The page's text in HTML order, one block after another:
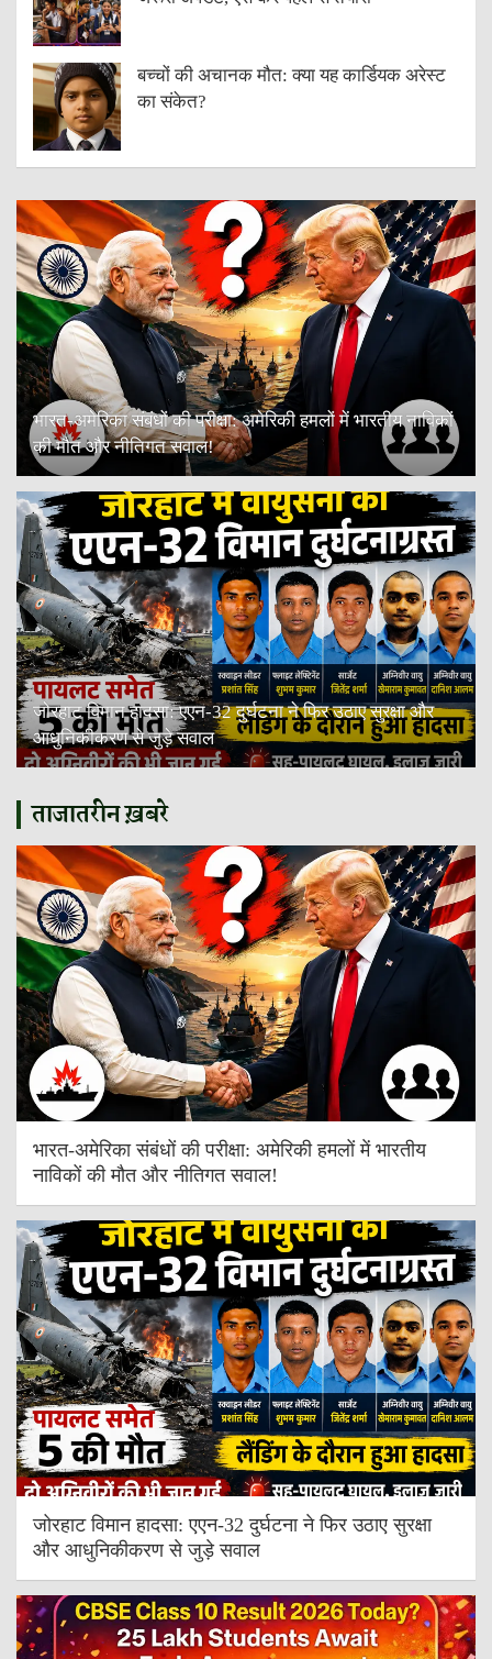
बच्चों की अचानक मौत: क्या यह कार्डियक अरेस्ट
का संकेत?
भारत-अमेरिका संबंधों की परीक्षा: अमेरिकी हमलों में भारतीय नाविकों
की मौत और नीतिगत सवाल!
जोरहाट विमान हादसा: एएन-32 दुर्घटना ने फिर उठाए सुरक्षा और
आधुनिकीकरण से जुड़े सवाल
ताजातरीन ख़बरे
भारत-अमेरिका संबंधों की परीक्षा: अमेरिकी हमलों में भारतीय
नाविकों की मौत और नीतिगत सवाल!
जोरहाट विमान हादसा: एएन-32 दुर्घटना ने फिर उठाए सुरक्षा
और आधुनिकीकरण से जुड़े सवाल